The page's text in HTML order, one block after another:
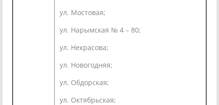
ул. Мостовая;
ул. Нарымская № 4 – 80;
ул. Некрасова;
ул. Новогодняя;
ул. Обдорская;
ул. Октябрьская;